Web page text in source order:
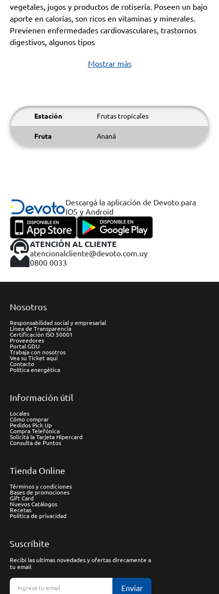
vegetales, jugos y productos de rotisería. Poseen un bajo
aporte en calorías, son ricos en vitaminas y minerales.
Previenen enfermedades cardiovasculares, trastornos
digestivos, algunos tipos
Mostrar más
Estación Frutas tropicales
Fruta Ananá
Descargá la aplicación de Devoto para
IOS y Android
ATENCIÓN AL CLIENTE
atencionalcliente@devoto.com.uy
0800 0033
Nosotros
Responsabilidad social y empresarial
Línea de Transparencia
Certificación ISO 50001
Proveedores
Portal GDU
Trabaja con nosotros
Vea su Ticket aquí
Contacto
Política energética
Información útil
Locales
Cómo comprar
Pedidos Pick Up
Compra Telefónica
Solicitá la Tarjeta Hipercard
Consulta de Puntos
Tienda Online
Términos y condiciones
Bases de promociones
Gift Card
Nuevos Catálogos
Recetas
Política de privacidad
Suscríbite
Recibí las ultimas novedades y ofertas direcamente a
tu email
Enviar